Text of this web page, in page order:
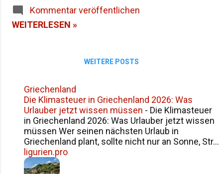
Campingplatz übernachtet hatten,
führte uns unsere Reise heute durch
Fahrt entlang der Nordküste Siziliens
gestrigen Übernachtungsplatz, war
bereits spektakulär - aber was heute
passierte, übertraf alle meine
Erwartungen! Die Entdeckung: Ein
Zitronenparadies abseits der
Touristenpfade Beim Erkunden der
Landschaft unweit von Santo
Kommentar veröffentlichen
WEITERLESEN »
WEITERE POSTS
Griechenland
Die Klimasteuer in Griechenland 2026: Was
Urlauber jetzt wissen müssen - Die Klimasteuer
in Griechenland 2026: Was Urlauber jetzt wissen
müssen Wer seinen nächsten Urlaub in
Griechenland plant, sollte nicht nur an Sonne, Str...
ligurien.pro